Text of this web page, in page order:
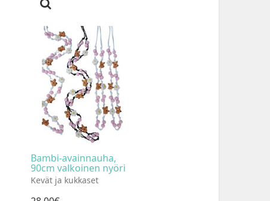
Bambi-avainnauha,
90cm valkoinen nyöri
Kevät ja kukkaset